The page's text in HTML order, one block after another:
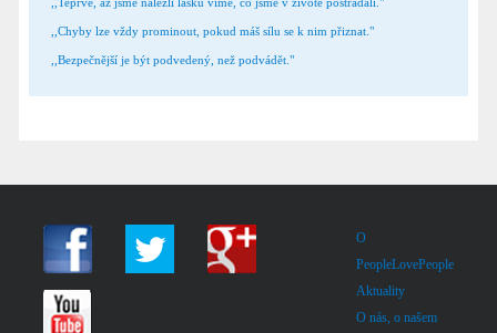
,,Teprve, až jsme nalezli lásku víme, co jsme v životě postrádali."
,,Chyby lze vždy prominout, pokud máš sílu se k nim přiznat."
,,Bezpečnější je být podvedený, než podvádět."
O
PeopleLovePeople
Aktuality
O nás, o našem